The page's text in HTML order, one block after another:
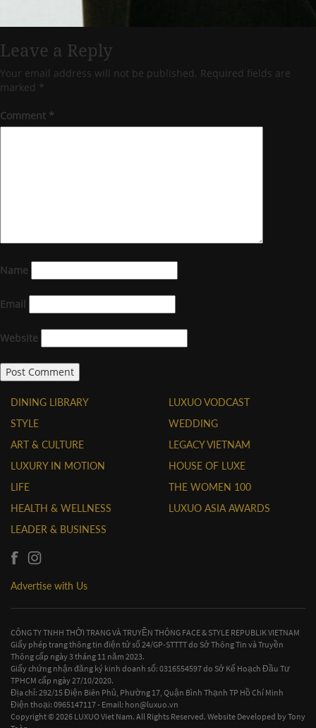
Leave a Reply
Your email address will not be published. Required fields are
marked *
Comment *
Name
Email
Website
DINING LIBRARY
STYLE
ART & CULTURE
LUXURY IN MOTION
LIFE
HEALTH & WELLNESS
LEADER & BUSINESS
LUXUO VODCAST
WEDDING
LEGACY VIETNAM
HOUSE OF LUXE
THE WOMEN 100
LUXUO ASIA AWARDS
Advertise with Us
CÔNG TY TNHH THỜI TRANG VÀ TRUYỀN THÔNG FACE & STYLE REPUBLIK VIETNAM
Giấy phép trang thông tin điện tử số 24/GP-STTTT do Sở Thông Tin và Truyền
Thông cấp ngày 3 tháng 11 năm 2023.
Giấy chứng nhận đăng ký kinh doanh số: 0316554597 do Sở Kế Hoạch Đầu Tư
TPHCM cấp ngày 27/10/2020.
Địa chỉ: 292/15 Điện Biên Phủ, Phường 17, Quận Bình Thạnh TP Hồ Chí Minh
Điện thoại: 0965147117 - Email: hon@luxuo.vn
Copyright © 2026 LUXUO Viet Nam. All Rights Reserved. Website Developed byTony